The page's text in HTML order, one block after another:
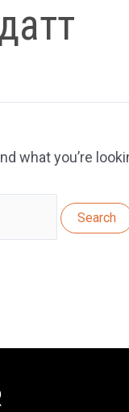
what you’re